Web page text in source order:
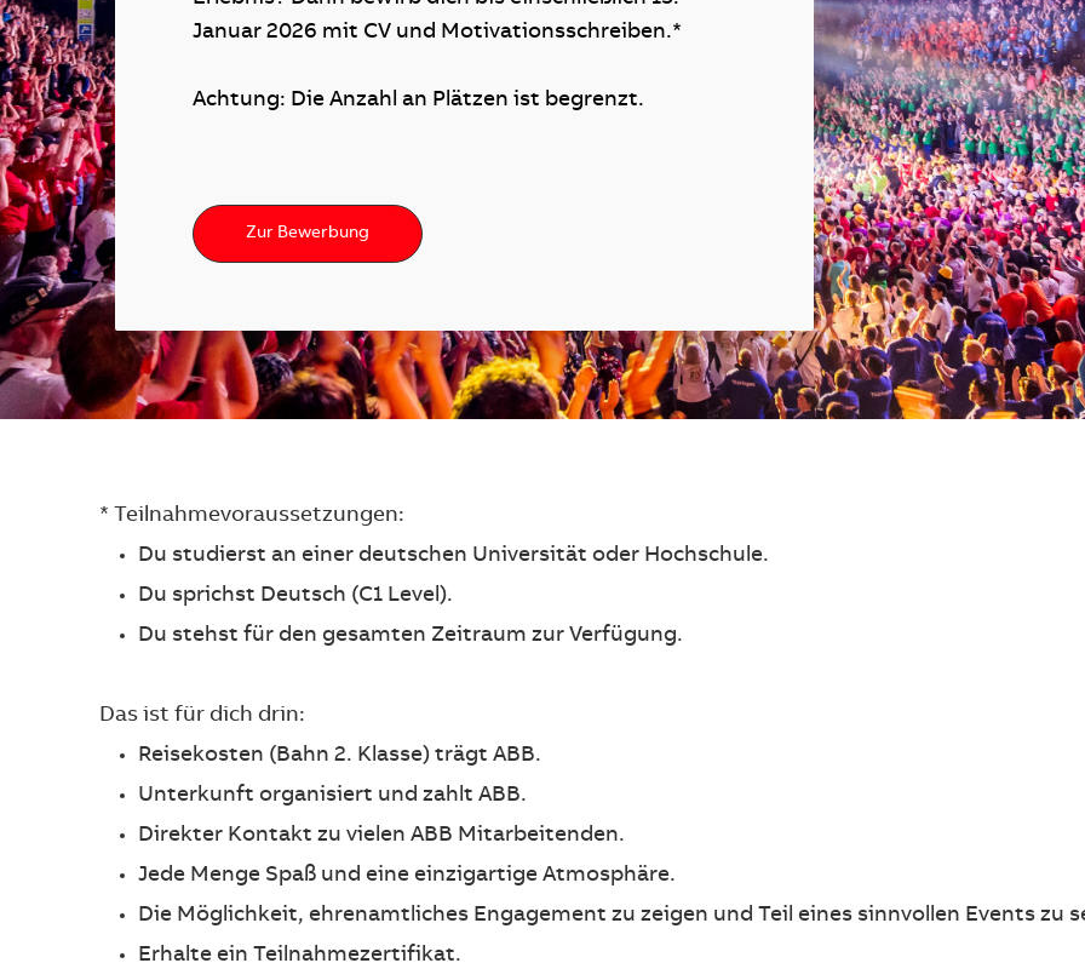
Januar 2026 mit CV und Motivationsschreiben.*
Achtung: Die Anzahl an Plätzen ist begrenzt.
Zur Bewerbung
* Teilnahmevoraussetzungen:
Du studierst an einer deutschen Universität oder Hochschule.
Du sprichst Deutsch (C1 Level).
Du stehst für den gesamten Zeitraum zur Verfügung.
Das ist für dich drin:
Reisekosten (Bahn 2. Klasse) trägt ABB.
Unterkunft organisiert und zahlt ABB.
Direkter Kontakt zu vielen ABB Mitarbeitenden.
Jede Menge Spaß und eine einzigartige Atmosphäre.
Die Möglichkeit, ehrenamtliches Engagement zu zeigen und Teil eines sinnvollen Events zu
Erhalte ein Teilnahmezertifikat.